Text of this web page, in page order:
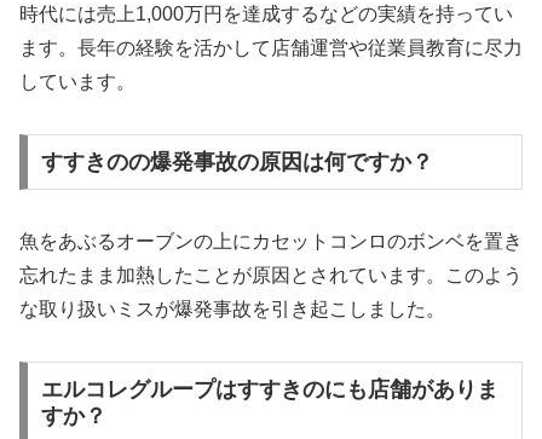
時代には売上1,000万円を達成するなどの実績を持ってい
ます。長年の経験を活かして店舗運営や従業員教育に尽力
しています。
すすきのの爆発事故の原因は何ですか？
魚をあぶるオーブンの上にカセットコンロのボンベを置き
忘れたまま加熱したことが原因とされています。このよう
な取り扱いミスが爆発事故を引き起こしました。
エルコレグループはすすきのにも店舗がありま
すか？